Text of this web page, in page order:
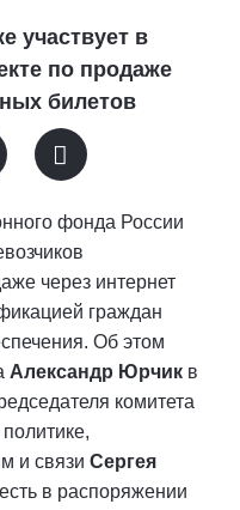
участвует в
по продаже
билетов
фонда России
через интернет
граждан
Об этом
Александр Юрчик в
комитета
и связи Сергея
в распоряжении